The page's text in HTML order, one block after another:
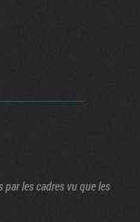
par les cadres vu que les